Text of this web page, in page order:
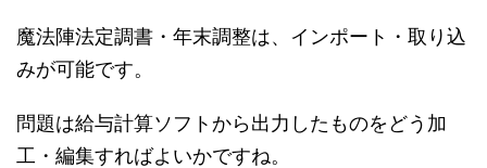
魔法陣法定調書・年末調整は、インポート・取り込
みが可能です。
問題は給与計算ソフトから出力したものをどう加
工・編集すればよいかですね。